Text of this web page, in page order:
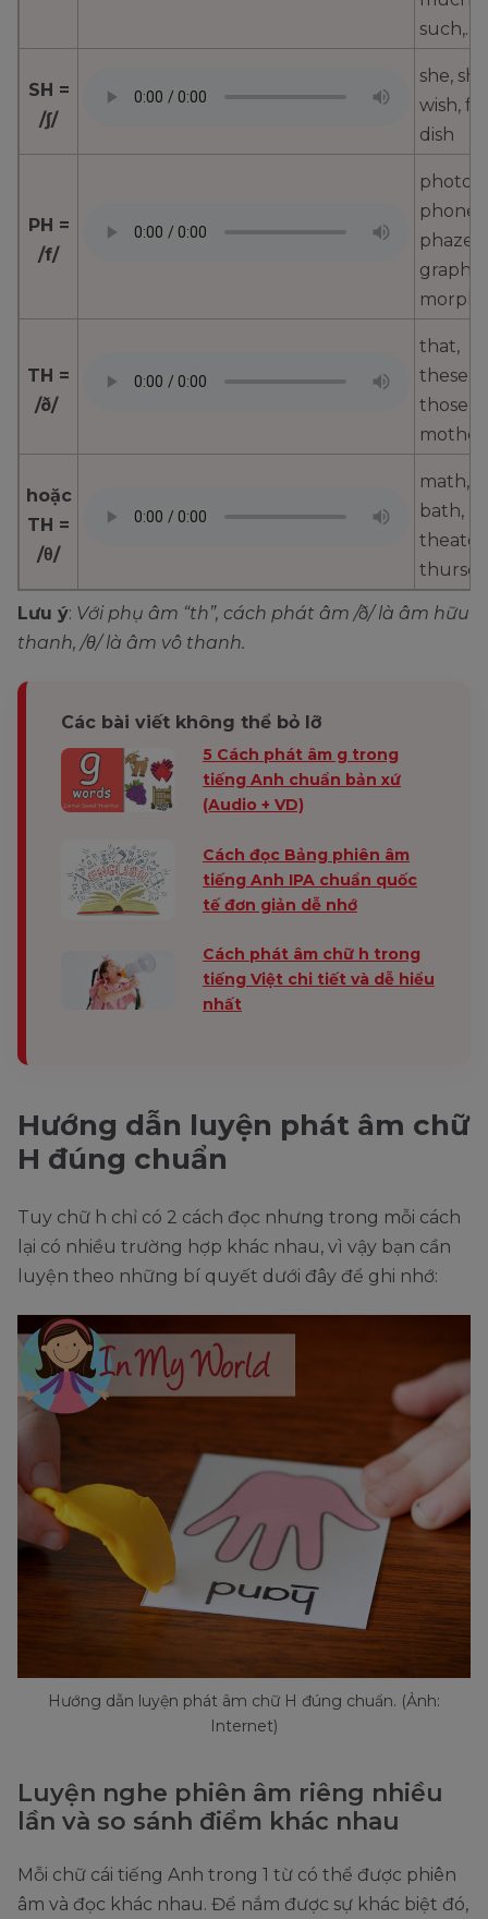
such,...
SH =
/ʃ/
she,
wish,
dish
PH =
/f/
photo,
phone,
phaze,
graph,
morph
TH =
/ð/
that,
these,
those,
hoặc
TH =
/θ/
math,
bath,
theater,
Lưu ý: Với phụ âm “th”, cách phát âm /ð/ là âm hữu
thanh, /θ/ là âm vô thanh.
Các bài viết không thể bỏ lỡ
5 Cách phát âm g trong
tiếng Anh chuẩn bản xứ
(Audio + VD)
Cách đọc Bảng phiên âm
tiếng Anh IPA chuẩn quốc
tế đơn giản dễ nhớ
Cách phát âm chữ h trong
tiếng Việt chi tiết và dễ hiểu
nhất
Hướng dẫn luyện phát âm chữ
H đúng chuẩn
Tuy chữ h chỉ có 2 cách đọc nhưng trong mỗi cách
lại có nhiều trường hợp khác nhau, vì vậy bạn cần
luyện theo những bí quyết dưới đây để ghi nhớ:
Hướng dẫn luyện phát âm chữ H đúng chuẩn. (Ảnh:
Internet)
Luyện nghe phiên âm riêng nhiều
lần và so sánh điểm khác nhau
Mỗi chữ cái tiếng Anh trong 1 từ có thể được phiên
âm và đọc khác nhau. Để nắm được sự khác biệt đó,